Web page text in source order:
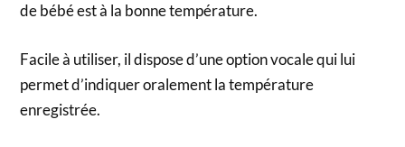
de bébé est à la bonne température.
Facile à utiliser, il dispose d’une option vocale qui lui
permet d’indiquer oralement la température
enregistrée.